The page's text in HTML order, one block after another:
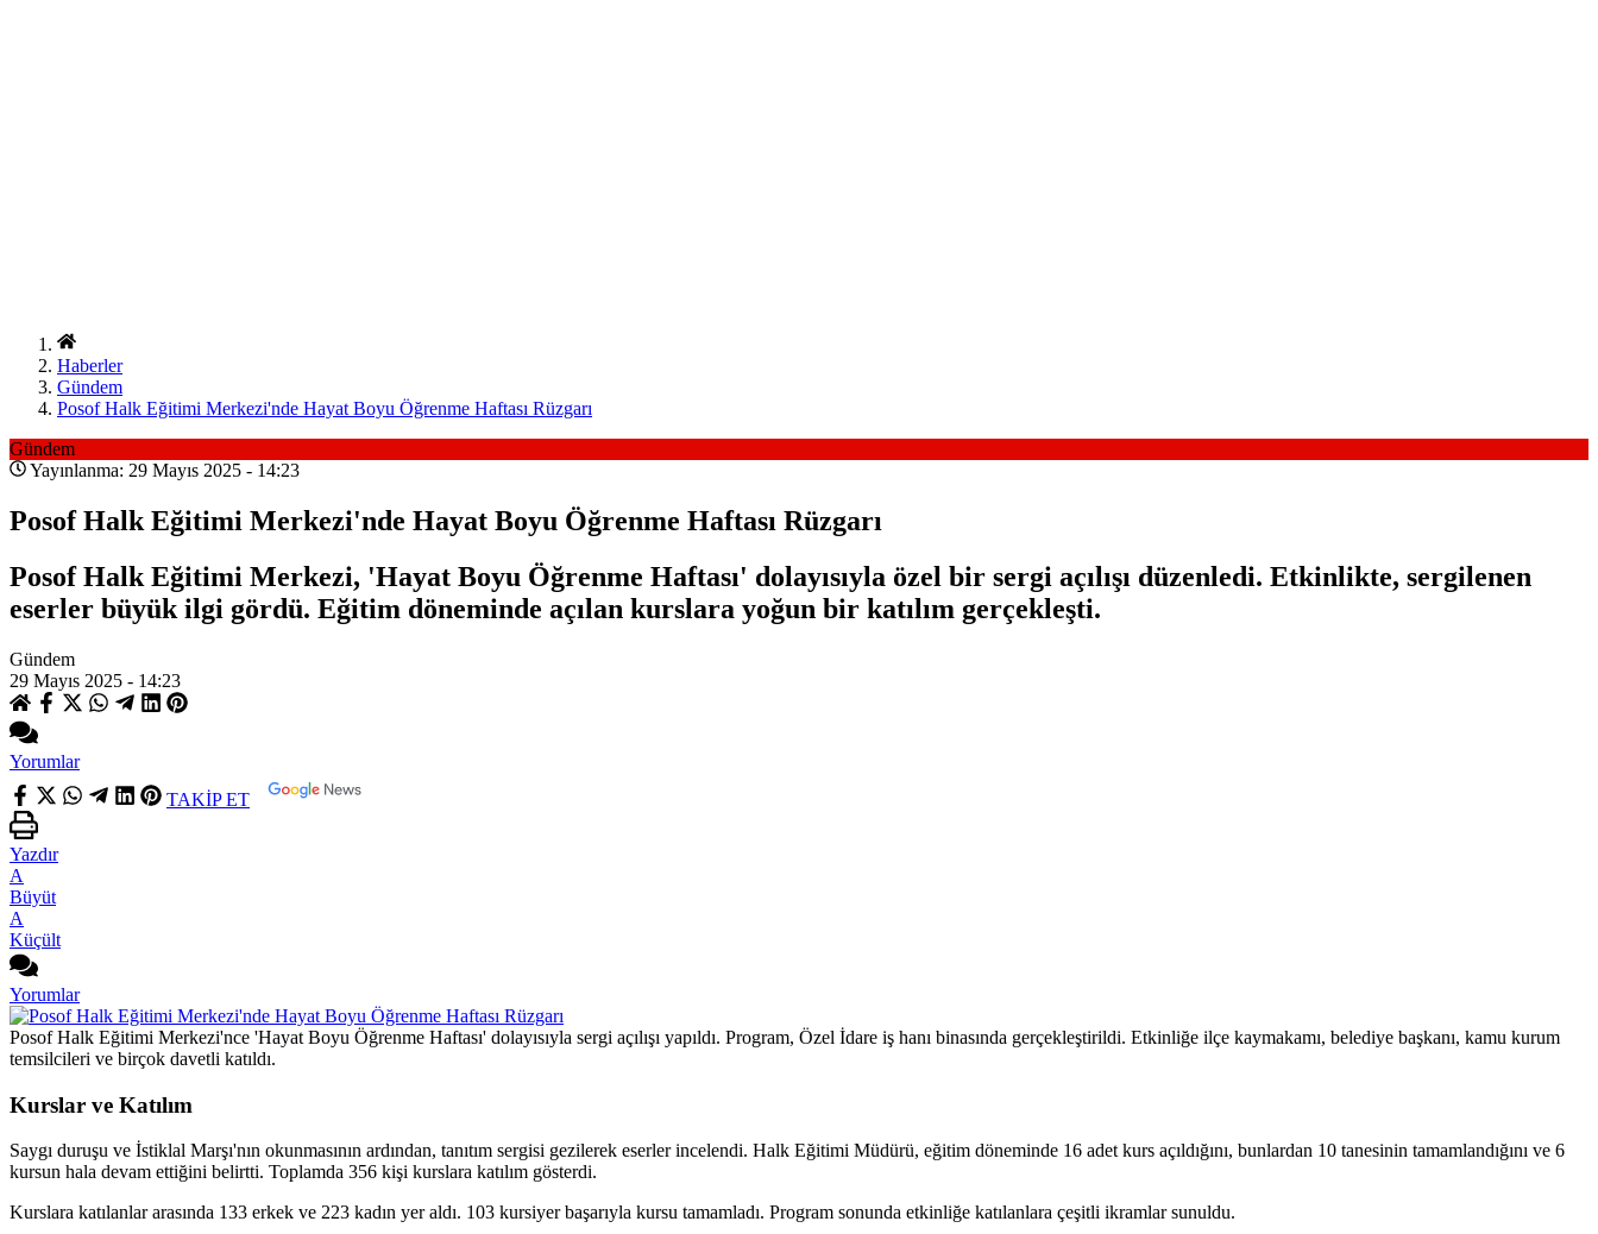
Haberler
Gündem
Posof Halk Eğitimi Merkezi'nde Hayat Boyu Öğrenme Haftası Rüzgarı
Gündem
Yayınlanma: 29 Mayıs 2025 - 14:23
Posof Halk Eğitimi Merkezi'nde Hayat Boyu Öğrenme Haftası Rüzgarı
Posof Halk Eğitimi Merkezi, 'Hayat Boyu Öğrenme Haftası' dolayısıyla özel bir sergi açılışı düzenledi. Etkinlikte, sergilenen
eserler büyük ilgi gördü. Eğitim döneminde açılan kurslara yoğun bir katılım gerçekleşti.
Gündem
29 Mayıs 2025 - 14:23
Yorumlar
TAKİP ET
Yazdır
A
Büyüt
A
Küçült
Yorumlar
Posof Halk Eğitimi Merkezi'nce 'Hayat Boyu Öğrenme Haftası' dolayısıyla sergi açılışı yapıldı. Program, Özel İdare iş hanı binasında gerçekleştirildi. Etkinliğe ilçe kaymakamı, belediye başkanı, kamu kurum
temsilcileri ve birçok davetli katıldı.
Kurslar ve Katılım
Saygı duruşu ve İstiklal Marşı'nın okunmasının ardından, tanıtım sergisi gezilerek eserler incelendi. Halk Eğitimi Müdürü, eğitim döneminde 16 adet kurs açıldığını, bunlardan 10 tanesinin tamamlandığını ve 6
kursun hala devam ettiğini belirtti. Toplamda 356 kişi kurslara katılım gösterdi.
Kurslara katılanlar arasında 133 erkek ve 223 kadın yer aldı. 103 kursiyer başarıyla kursu tamamladı. Program sonunda etkinliğe katılanlara çeşitli ikramlar sunuldu.